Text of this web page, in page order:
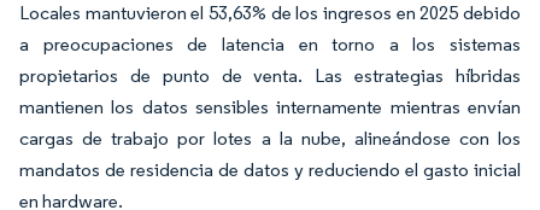
Locales mantuvieron el 53,63% de los ingresos en 2025 debido
a preocupaciones de latencia en torno a los sistemas
propietarios de punto de venta. Las estrategias híbridas
mantienen los datos sensibles internamente mientras envían
cargas de trabajo por lotes a la nube, alineándose con los
mandatos de residencia de datos y reduciendo el gasto inicial
en hardware.